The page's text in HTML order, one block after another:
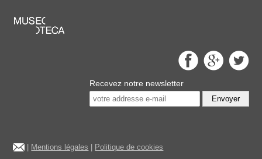
Recevez notre newsletter
Envoyer
Mentions légales Politique de cookies